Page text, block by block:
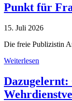
Punkt für
15. Juli 2026
Die freie Publizistin
Weiterlesen